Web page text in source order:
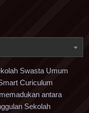
Swasta Umum
Curiculum
antara
Sekolah